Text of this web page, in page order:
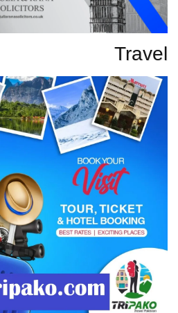
Travel